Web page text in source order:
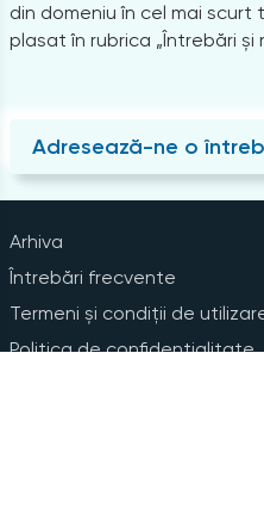
din domeniu în cel mai scurt
plasat în rubrica „Întrebări și
Adresează-ne o
Arhiva
Întrebări frecvente
Termeni și condiții de
Politica de confidențialitate